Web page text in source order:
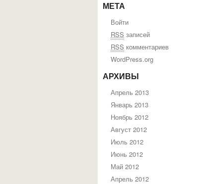
МЕТА
Войти
RSS записей
RSS комментариев
WordPress.org
АРХИВЫ
Апрель 2013
Январь 2013
Ноябрь 2012
Август 2012
Июль 2012
Июнь 2012
Май 2012
Апрель 2012